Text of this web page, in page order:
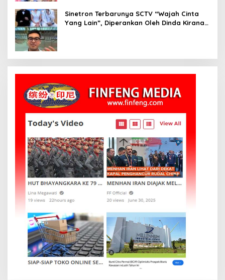
Sinetron Terbarunya SCTV “Wajah Cinta
Yang Lain”, Diperankan Oleh Dinda Kirana,